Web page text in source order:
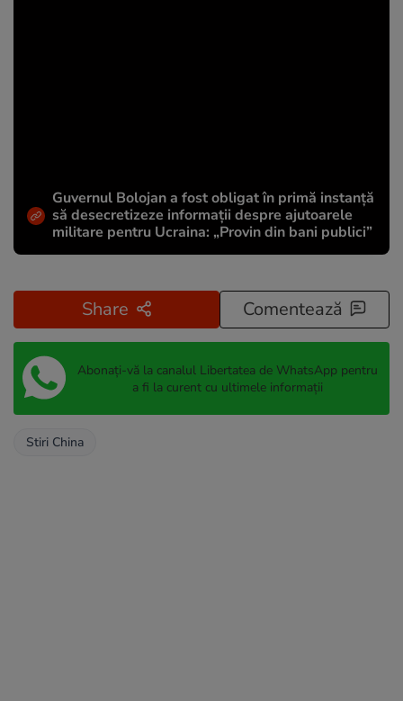
Guvernul Bolojan a fost obligat în primă instanță
să desecretizeze informații despre ajutoarele
militare pentru Ucraina: „Provin din bani publici”
Share Comentează
Abonați-vă la canalul Libertatea de WhatsApp pentru
a fi la curent cu ultimele informații
Stiri China